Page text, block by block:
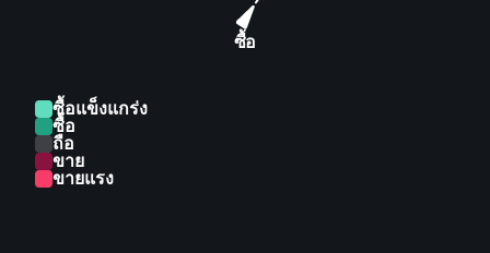
ซื้อ
ซื้อแข็งแกร่ง
ซื้อ
ถือ
ขาย
ขายแรง
addition, the company offers trade and working
capital, cash management, payment, and liquidity
private equity and infrastructure investment, and
commercial property financing services. Further, it
provides broker-dealer trading in debt and equity
securities; and solicitation, syndication, selling, and